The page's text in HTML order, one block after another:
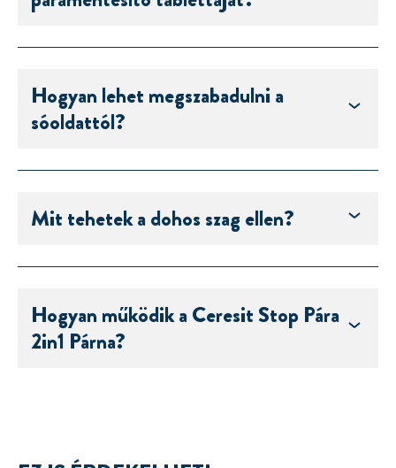
Hogyan lehet megszabadulni a
sóoldattól?
Mit tehetek a dohos szag ellen?
Hogyan működik a Ceresit Stop Pára
2in1 Párna?